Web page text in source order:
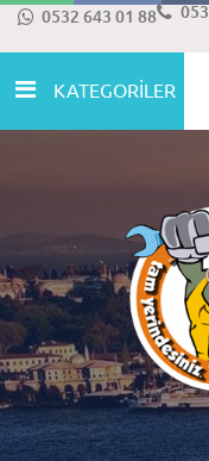
0532 643 01 88
KATEGORİLER